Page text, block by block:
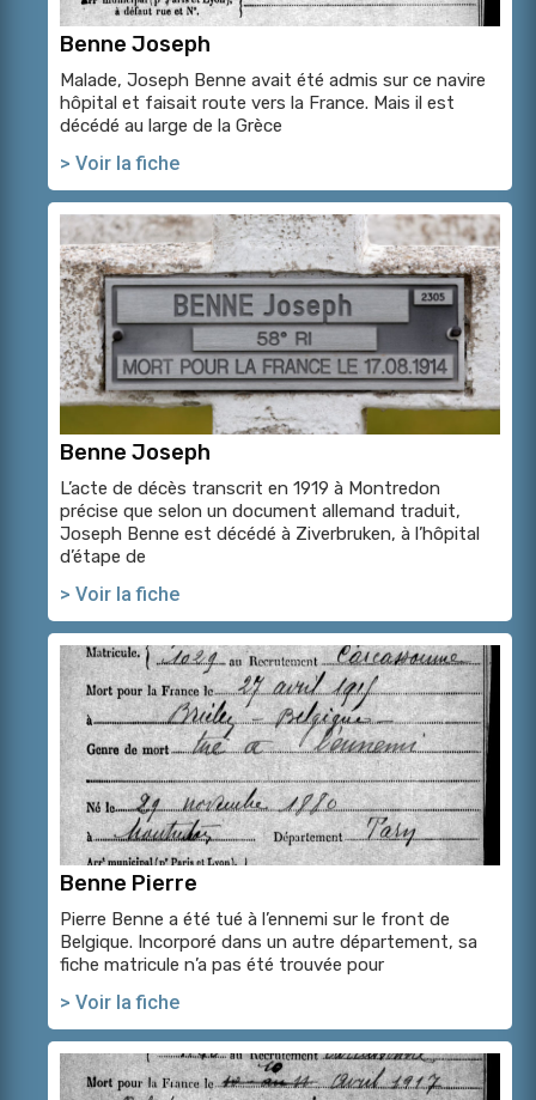
Benne Joseph
Malade, Joseph Benne avait été admis sur ce navire
hôpital et faisait route vers la France. Mais il est
décédé au large de la Grèce
> Voir la fiche
Benne Joseph
L’acte de décès transcrit en 1919 à Montredon
précise que selon un document allemand traduit,
Joseph Benne est décédé à Ziverbruken, à l’hôpital
d’étape de
> Voir la fiche
Benne Pierre
Pierre Benne a été tué à l’ennemi sur le front de
Belgique. Incorporé dans un autre département, sa
fiche matricule n’a pas été trouvée pour
> Voir la fiche